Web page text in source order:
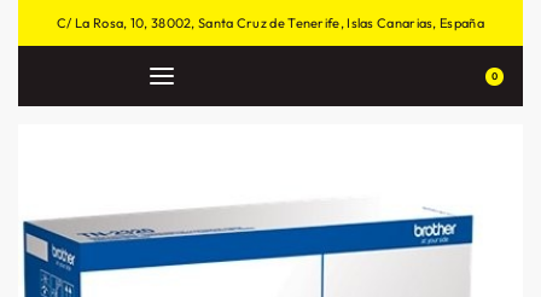
C/ La Rosa, 10, 38002, Santa Cruz de Tenerife, Islas Canarias, España
0